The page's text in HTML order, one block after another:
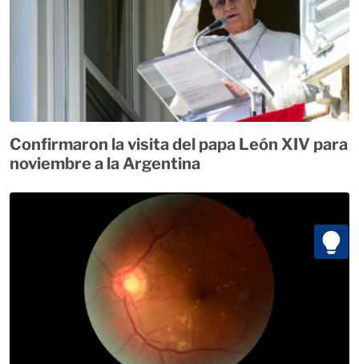
Confirmaron la visita del papa León XIV para
noviembre a la Argentina